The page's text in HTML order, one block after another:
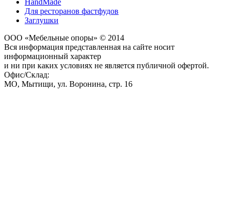
Для ресторанов фастфудов
Заглушки
ООО «Мебельные опоры» © 2014
Вся информация представленная на сайте носит
информационный характер
и ни при каких условиях не является публичной офертой.
Офис/Склад:
МО, Мытищи, ул. Воронина, стр. 16